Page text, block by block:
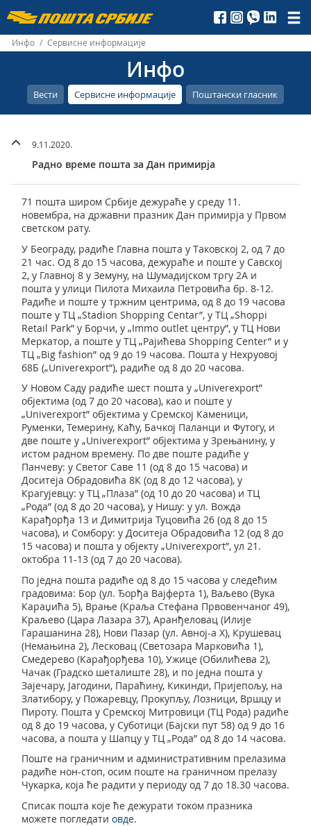
Пошта
Србије
д.о.о.
Инфо / Сервисне информације
Инфо
Вести Сервисне информације Поштански гласник
9.11.2020.
Радно време пошта за Дан примирја
71 пошта широм Србије дежураће у среду 11.
новембра, на државни празник Дан примирја у Првом
светском рату.
У Београду, радиће Главна пошта у Таковској 2, од 7 до
21 час. Од 8 до 15 часова, дежураће и поште у Савској
2, у Главној 8 у Земуну, на Шумадијском тргу 2А и
пошта у улици Пилота Михaила Петровића бр. 8-12.
Радиће и поште у тржним центрима, од 8 до 19 часова
поште у ТЦ „Stadion Shopping Centar”, у ТЦ „Shoppi
Retail Park” у Борчи, у „Immo outlet центру”, у ТЦ Нови
Меркатор, а поште у ТЦ „Рајићева Shopping Center” и у
ТЦ „Big fashion” од 9 до 19 часова. Пошта у Нехруовој
68Б („Univerexpоrt”), радиће од 8 до 20 часова.
У Новом Саду радиће шест пошта у „Univerexpоrt”
објектима (од 7 до 20 часова), као и поште у
„Univerexpоrt” објектима у Сремској Каменици,
Руменки, Темерину, Каћу, Бачкој Паланци и Футогу, и
две поште у „Univerexport” објектима у Зрењанину, у
истом радном времену. По две поште радиће у
Панчеву: у Светог Саве 11 (од 8 до 15 часова) и
Доситеја Обрадовића 8К (од 8 до 12 часова), у
Крагујевцу: у ТЦ „Плаза” (од 10 до 20 часова) и ТЦ
„Рода” (од 8 до 20 часова), у Нишу: у ул. Вожда
Карађорђа 13 и Димитрија Туцовића 26 (од 8 до 15
часова), и Сомбору: у Доситеја Обрадовића 12 (од 8 до
15 часова) и пошта у објекту „Univerexport”, ул 21.
октобра 11-13 (од 7 до 20 часова).
По једна пошта радиће од 8 до 15 часова у следећим
градовима: Бор (ул. Ђорђа Вајферта 1), Ваљево (Вука
Караџића 5), Врање (Краља Стефана Првовенчаног 49),
Краљево (Цара Лазара 37), Аранђеловац (Илије
Гарашанина 28), Нови Пазар (ул. Авној-а Х), Крушевац
(Немањина 2), Лесковац (Светозара Марковића 1),
Смедерево (Карађорђева 10), Ужице (Обилићева 2),
Чачак (Градско шеталиште 28), и по једна пошта у
Зајечару, Јагодини, Параћину, Кикинди, Пријепољу, на
Златибору, у Пожаревцу, Прокупљу, Лозници, Вршцу и
Пироту. Пошта у Сремској Митровици (ТЦ Рода) радиће
од 8 до 19 часова, у Суботици (Бајски пут 58) од 9 до 16
часова, а пошта у Шапцу у ТЦ „Рода” од 8 до 14 часова.
Поште на граничним и административним прелазима
радиће нон-стоп, осим поште на граничном прелазу
Чукарка, која ће радити у периоду од 7 до 18.30 часова.
Списак пошта које ће дежурати током празника
можете погледати овде.